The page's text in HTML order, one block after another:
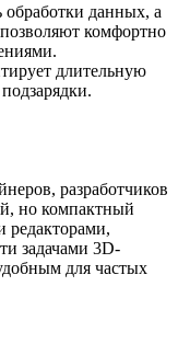
данных, а
комфортно
длительную
разработчиков
но компактный
редакторами,
задачами 3D-
для частых